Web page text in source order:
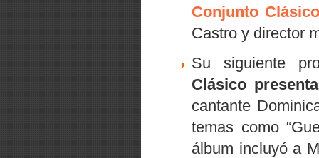
Conjunto
Castro y director
Su siguiente
Clásico
cantante
temas como
álbum incluyó a